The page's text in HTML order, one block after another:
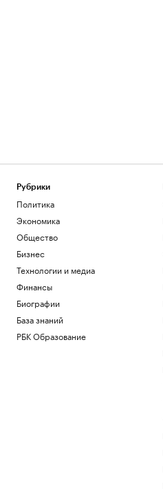
Рубрики
Политика
Экономика
Общество
Бизнес
Технологии и медиа
Финансы
Биографии
База знаний
РБК Образование